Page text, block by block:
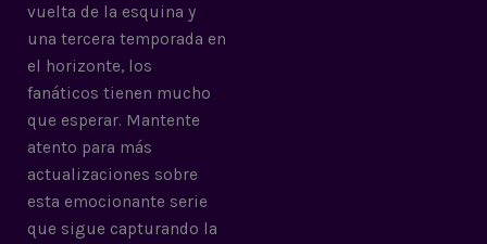
vuelta de la esquina y
una tercera temporada en
el horizonte, los
fanáticos tienen mucho
que esperar. Mantente
atento para más
actualizaciones sobre
esta emocionante serie
que sigue capturando la